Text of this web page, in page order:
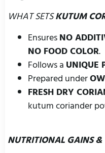
WHAT SETSKUTUM
EnsuresNO
NO FOOD COLOR.
Follows a UNIQUE
Prepared under
FRESH DRY
kutum coriander
NUTRITIONAL GAINS